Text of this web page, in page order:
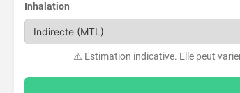
Inhalation
⚠️ Estimation indicative. Elle peut